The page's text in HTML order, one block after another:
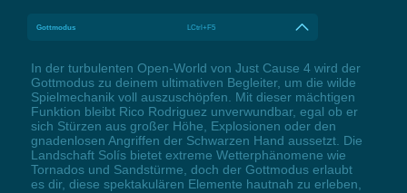
Gottmodus LCtrl+F5
In der turbulenten Open-World von Just Cause 4 wird der
Gottmodus zu deinem ultimativen Begleiter, um die wilde
Spielmechanik voll auszuschöpfen. Mit dieser mächtigen
Funktion bleibt Rico Rodriguez unverwundbar, egal ob er
sich Stürzen aus großer Höhe, Explosionen oder den
gnadenlosen Angriffen der Schwarzen Hand aussetzt. Die
Landschaft Solís bietet extreme Wetterphänomene wie
Tornados und Sandstürme, doch der Gottmodus erlaubt
es dir, diese spektakulären Elemente hautnah zu erleben,